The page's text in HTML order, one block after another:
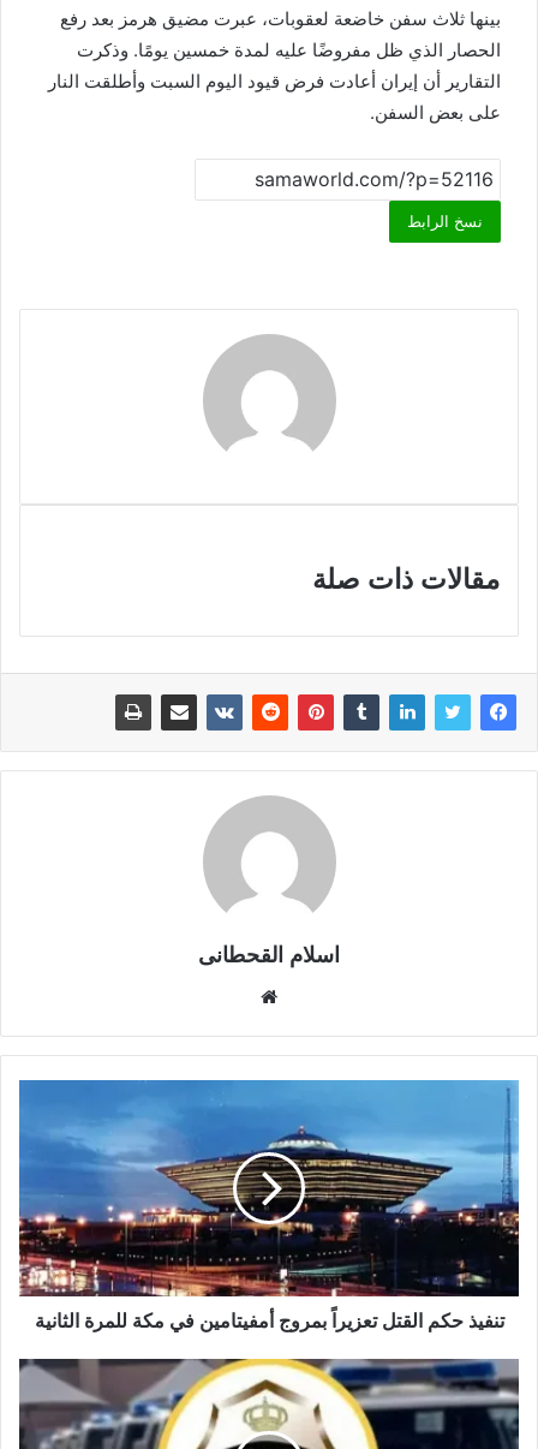
بينها ثلاث سفن خاضعة لعقوبات، عبرت مضيق هرمز بعد رفع
الحصار الذي ظل مفروضًا عليه لمدة خمسين يومًا. وذكرت
التقارير أن إيران أعادت فرض قيود اليوم السبت وأطلقت النار
على بعض السفن.
نسخ الرابط
مقالات ذات صلة
اسلام القحطانى
ق
ع
و
ي
ب
تنفيذ حكم القتل تعزيراً بمروج أمفيتامين في مكة للمرة الثانية